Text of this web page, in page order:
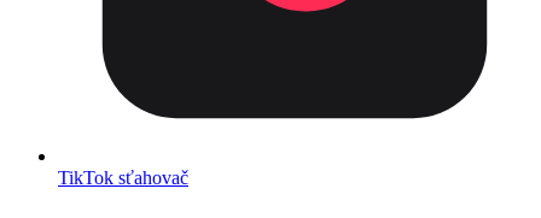
TikTok sťahovač